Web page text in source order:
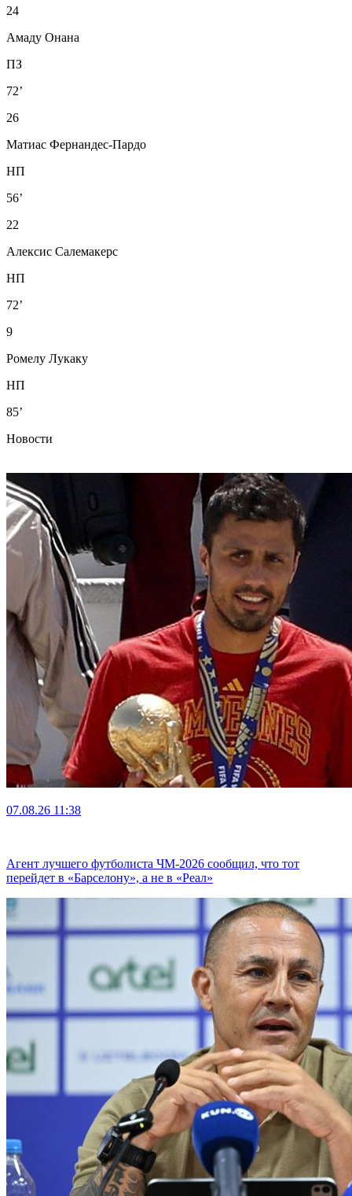
24
Амаду Онана
ПЗ
72’
26
Матиас Фернандес-Пардо
НП
56’
22
Алексис Салемакерс
НП
72’
9
Ромелу Лукаку
НП
85’
Новости
07.08.26 11:38
Агент лучшего футболиста ЧМ-2026 cообщил, что тот
перейдет в «Барселону», а не в «Реал»